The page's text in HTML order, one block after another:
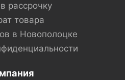
рассрочку
товара
в Новополоцке